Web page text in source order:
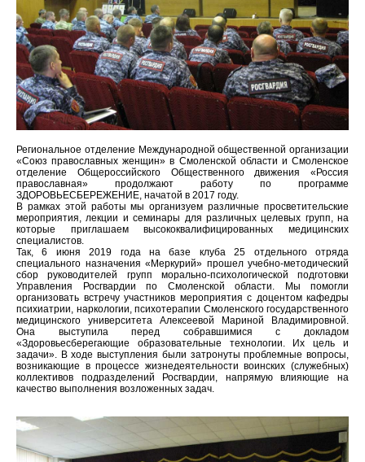
Региональное отделение Международной общественной организации
«Союз православных женщин» в Смоленской области и Смоленское
отделение Общероссийского Общественного движения «Россия
православная» продолжают работу по программе
ЗДОРОВЬЕСБЕРЕЖЕНИЕ, начатой в 2017 году.
В рамках этой работы мы организуем различные просветительские
мероприятия, лекции и семинары для различных целевых групп, на
которые приглашаем высококвалифицированных медицинских
специалистов.
Так, 6 июня 2019 года на базе клуба 25 отдельного отряда
специального назначения «Меркурий» прошел учебно-методический
сбор руководителей групп морально-психологической подготовки
Управления Росгвардии по Смоленской области. Мы помогли
организовать встречу участников мероприятия с доцентом кафедры
психиатрии, наркологии, психотерапии Смоленского государственного
медицинского университета Алексеевой Мариной Владимировной.
Она выступила перед собравшимися с докладом
«Здоровьесберегающие образовательные технологии. Их цель и
задачи». В ходе выступления были затронуты проблемные вопросы,
возникающие в процессе жизнедеятельности воинских (служебных)
коллективов подразделений Росгвардии, напрямую влияющие на
качество выполнения возложенных задач.